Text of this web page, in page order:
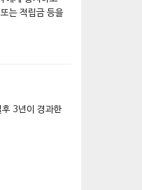
는 적립금 등을
3년이 경과한